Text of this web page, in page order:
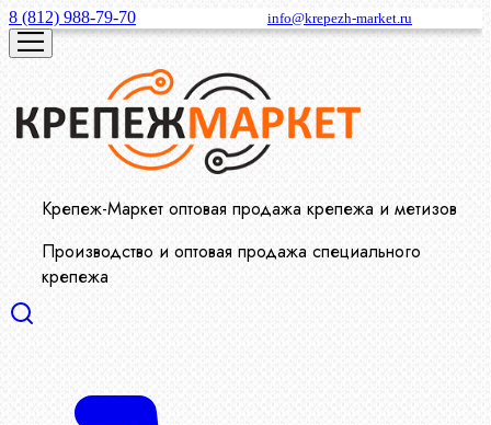
8 (812) 988-79-70 info@krepezh-market.ru
Крепеж-Маркет оптовая продажа крепежа и метизов
Производство и оптовая продажа специального
крепежа